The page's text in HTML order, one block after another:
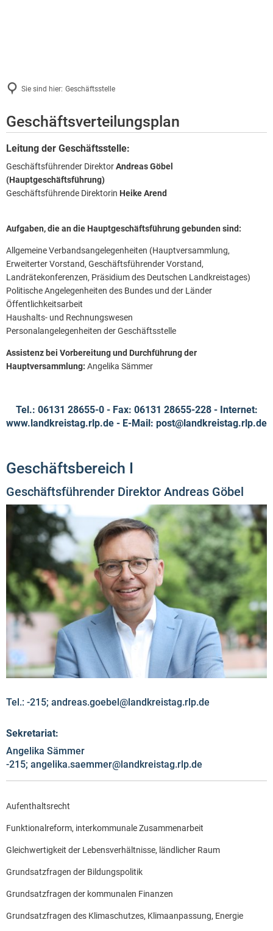
Sie sind hier: Geschäftsstelle
Geschäftsstelle
Geschäftsverteilungsplan
Leitung der Geschäftsstelle:
Geschäftsführender DirektorAndreas Göbel
(Hauptgeschäftsführung)
Geschäftsführende Direktorin Heike Arend
Aufgaben, die an die Hauptgeschäftsführung gebunden sind:
Allgemeine Verbandsangelegenheiten (Hauptversammlung,
Erweiterter Vorstand, Geschäftsführender Vorstand,
Landrätekonferenzen, Präsidium des Deutschen Landkreistages)
Politische Angelegenheiten des Bundes und der Länder
Öffentlichkeitsarbeit
Haushalts- und Rechnungswesen
Personalangelegenheiten der Geschäftsstelle
Assistenz bei Vorbereitung und Durchführung der
Hauptversammlung: Angelika Sämmer
Tel.: 06131 28655-0 - Fax: 06131 28655-228 - Internet:
www.landkreistag.rlp.de - E-Mail: post@landkreistag.rlp.de
Geschäftsbereich I
Geschäftsführender Direktor Andreas Göbel
Tel.: -215; andreas.goebel@landkreistag.rlp.de
Sekretariat:
Angelika Sämmer
-215; angelika.saemmer@landkreistag.rlp.de
Aufenthaltsrecht
Funktionalreform, interkommunale Zusammenarbeit
Gleichwertigkeit der Lebensverhältnisse, ländlicher Raum
Grundsatzfragen der Bildungspolitik
Grundsatzfragen der kommunalen Finanzen
Grundsatzfragen des Klimaschutzes, Klimaanpassung, Energie